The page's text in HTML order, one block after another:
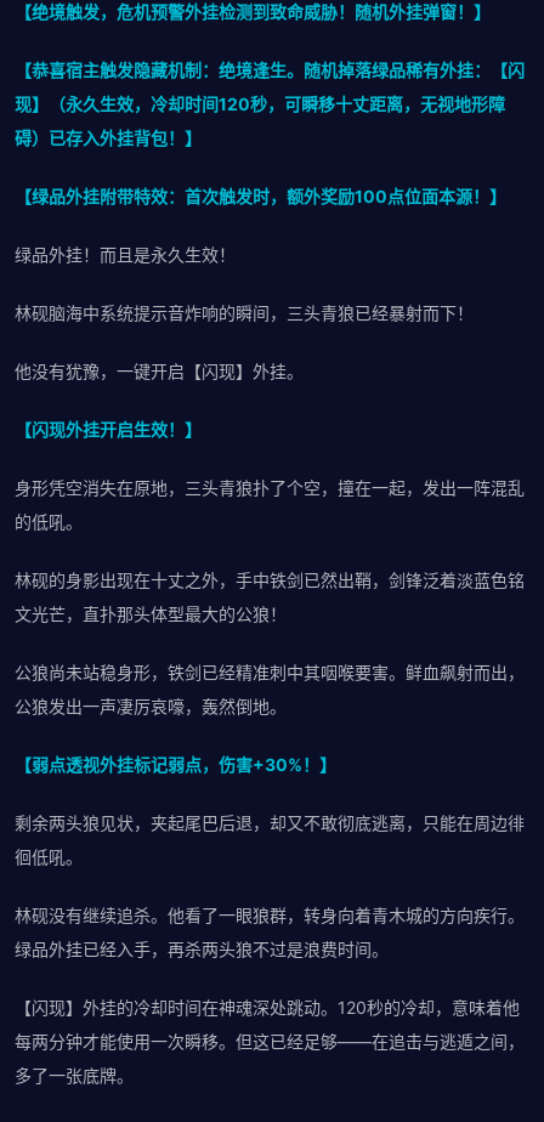
【绝境触发，危机预警外挂检测到致命威胁！随机外挂弹窗！】
【恭喜宿主触发隐藏机制：绝境逢生。随机掉落绿品稀有外挂：【闪
现】（永久生效，冷却时间120秒，可瞬移十丈距离，无视地形障
碍）已存入外挂背包！】
【绿品外挂附带特效：首次触发时，额外奖励100点位面本源！】
绿品外挂！而且是永久生效！
林砚脑海中系统提示音炸响的瞬间，三头青狼已经暴射而下！
他没有犹豫，一键开启【闪现】外挂。
【闪现外挂开启生效！】
身形凭空消失在原地，三头青狼扑了个空，撞在一起，发出一阵混乱
的低吼。
林砚的身影出现在十丈之外，手中铁剑已然出鞘，剑锋泛着淡蓝色铭
文光芒，直扑那头体型最大的公狼！
公狼尚未站稳身形，铁剑已经精准刺中其咽喉要害。鲜血飙射而出，
公狼发出一声凄厉哀嚎，轰然倒地。
【弱点透视外挂标记弱点，伤害+30%！】
剩余两头狼见状，夹起尾巴后退，却又不敢彻底逃离，只能在周边徘
徊低吼。
林砚没有继续追杀。他看了一眼狼群，转身向着青木城的方向疾行。
绿品外挂已经入手，再杀两头狼不过是浪费时间。
【闪现】外挂的冷却时间在神魂深处跳动。120秒的冷却，意味着他
每两分钟才能使用一次瞬移。但这已经足够——在追击与逃遁之间，
多了一张底牌。